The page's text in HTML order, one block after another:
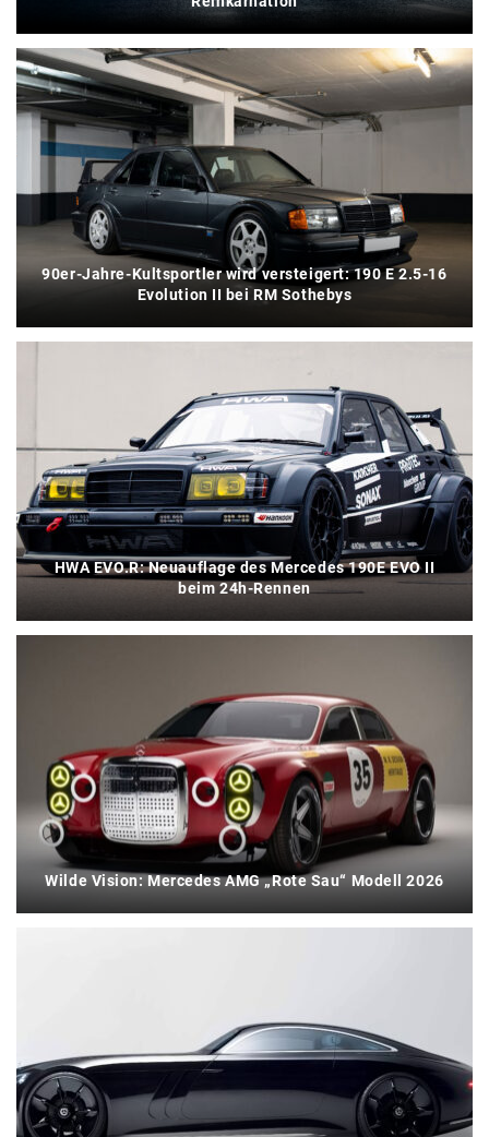
90er-Jahre-Kultsportler wird versteigert: 190 E 2.5-16
Evolution II bei RM Sothebys
HWA EVO.R: Neuauflage des Mercedes 190E EVO II
beim 24h-Rennen
Wilde Vision: Mercedes AMG „Rote Sau“ Modell 2026